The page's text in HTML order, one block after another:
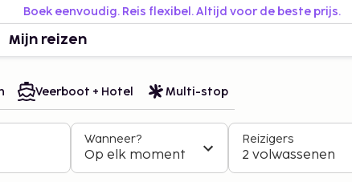
Boek eenvoudig. Reis flexibel. Altijd voor de beste prijs.
Mijn reizen
Veerboot + Hotel Multi-stop
Wanneer?
Op elk moment
Reizigers
2 volwassenen